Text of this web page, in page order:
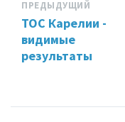
ПРЕДЫДУЩИЙ
ТОС Карелии -
видимые
результаты